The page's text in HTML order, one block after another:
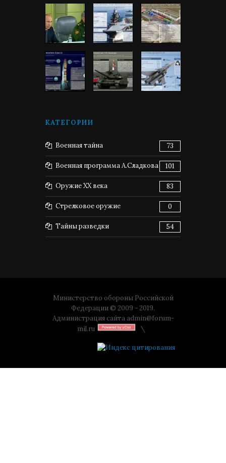
КАТЕГОРИИ
Военная тайна 73
Военная программа А.Сладкова 101
Оружие XX века 83
Стрелковое оружие 0
Тайны разведки 54
Министерство обороны Российской
Федерации © 2009 - 2019.
Администрация сайта admin@forum-
mil.ru